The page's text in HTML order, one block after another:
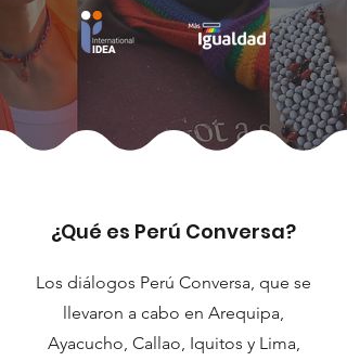
¿Qué es Perú Conversa?
Los diálogos Perú Conversa, que se
llevaron a cabo en Arequipa,
Ayacucho, Callao, Iquitos y Lima,